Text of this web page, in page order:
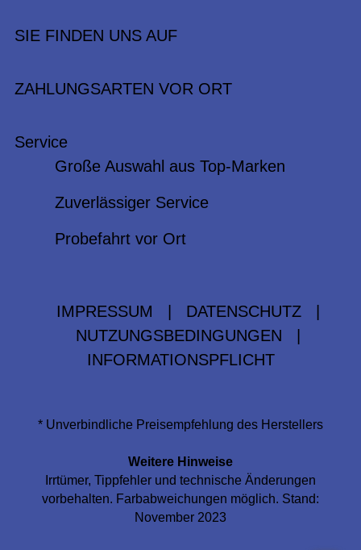
SIE FINDEN UNS AUF
ZAHLUNGSARTEN VOR ORT
Service
Große Auswahl aus Top-Marken
Zuverlässiger Service
Probefahrt vor Ort
IMPRESSUM DATENSCHUTZ
NUTZUNGSBEDINGUNGEN
INFORMATIONSPFLICHT
* Unverbindliche Preisempfehlung des Herstellers
Weitere Hinweise
Irrtümer, Tippfehler und technische Änderungen
vorbehalten. Farbabweichungen möglich. Stand:
November 2023